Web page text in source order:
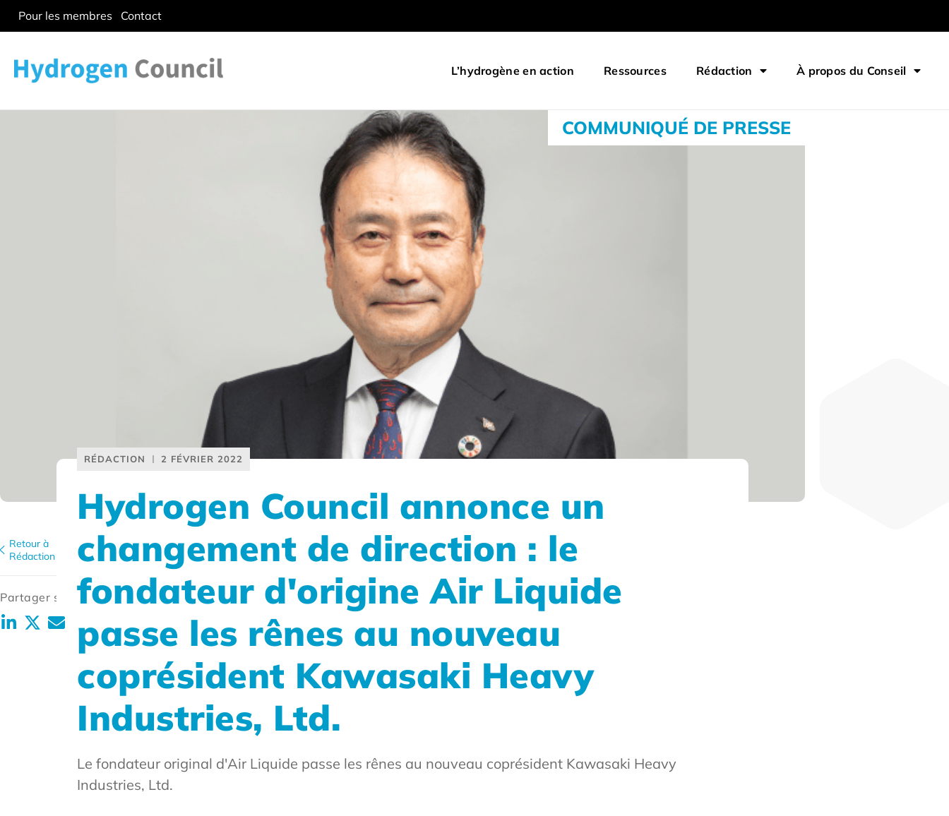
Pour les membres Contact
L’hydrogène en action Ressources Rédaction À propos du Conseil
COMMUNIQUÉ DE PRESSE
Retour à
Rédaction
Partager sur:
RÉDACTION 2 FÉVRIER 2022
Hydrogen Council annonce un
changement de direction : le
fondateur d'origine Air Liquide
passe les rênes au nouveau
coprésident Kawasaki Heavy
Industries, Ltd.
Le fondateur original d'Air Liquide passe les rênes au nouveau coprésident Kawasaki Heavy
Industries, Ltd.